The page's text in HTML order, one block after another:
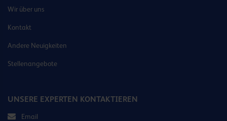
Wir über uns
Kontakt
Andere Neuigkeiten
Stellenangebote
UNSERE EXPERTEN KONTAKTIEREN
Email